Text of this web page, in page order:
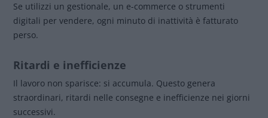
Se utilizzi un gestionale, un e-commerce o strumenti
digitali per vendere, ogni minuto di inattività è fatturato
perso.
Ritardi e inefficienze
Il lavoro non sparisce: si accumula. Questo genera
straordinari, ritardi nelle consegne e inefficienze nei giorni
successivi.